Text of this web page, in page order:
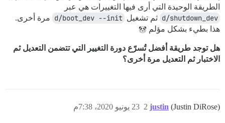
الطريقة الوحيدة التي أرى فيها التغييرات هي عبر
d/shutdown_dev ثم تشغيل d/boot_dev --init مرة أخرى.
هذا بطيء بشكل مؤلم
هل توجد طريقة أفضل تُسرّع دورة التغيير التي تتضمن التعديل ثم
الاختبار ثم التعديل مرة أخرى؟
justin (Justin DiRose) 23 يونيو 2020، 7:38م 2